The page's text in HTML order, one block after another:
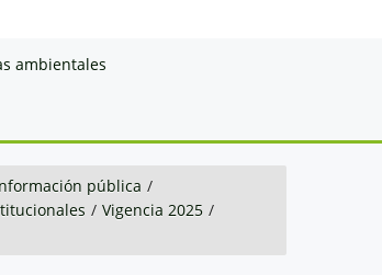
ambientales
pública /
/ Vigencia 2025 /